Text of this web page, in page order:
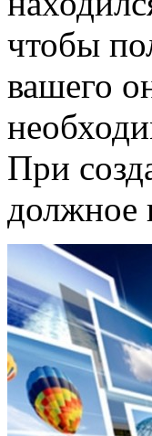
чтобы
вашего
При
должное